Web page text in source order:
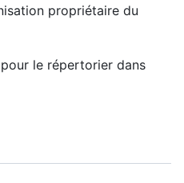
propriétaire du
le répertorier dans